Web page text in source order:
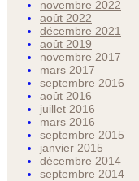
novembre 2022
août 2022
décembre 2021
août 2019
novembre 2017
mars 2017
septembre 2016
août 2016
juillet 2016
mars 2016
septembre 2015
janvier 2015
décembre 2014
septembre 2014